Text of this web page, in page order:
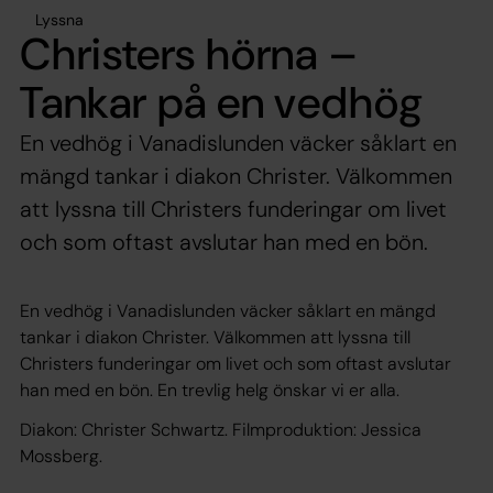
Lyssna
Christers hörna –
Tankar på en vedhög
En vedhög i Vanadislunden väcker såklart en
mängd tankar i diakon Christer. Välkommen
att lyssna till Christers funderingar om livet
och som oftast avslutar han med en bön.
En vedhög i Vanadislunden väcker såklart en mängd
tankar i diakon Christer. Välkommen att lyssna till
Christers funderingar om livet och som oftast avslutar
han med en bön. En trevlig helg önskar vi er alla.
Diakon: Christer Schwartz. Filmproduktion: Jessica
Mossberg.